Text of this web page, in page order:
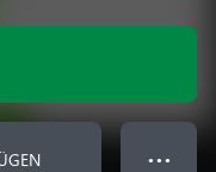
● ● ●